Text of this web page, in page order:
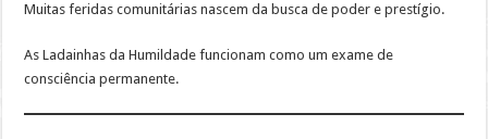
Muitas feridas comunitárias nascem da busca de poder e prestígio.
As Ladainhas da Humildade funcionam como um exame de
consciência permanente.